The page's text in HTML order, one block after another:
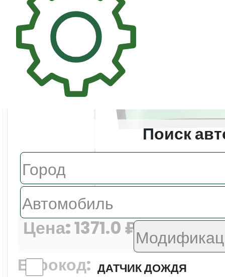
Поиск
ДАТЧИК ДОЖДЯ
Цена:1371.0 ₽
Еврокод: